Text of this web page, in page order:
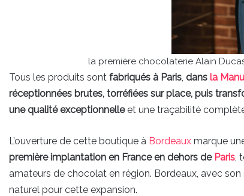
la première chocolaterie Alain
Tous les produits sont fabriqués à Paris, dans la
réceptionnées brutes, torréfiées sur place, puis
une qualité exceptionnelleet une traçabilité
L’ouverture de cette boutique à Bordeaux marque
première implantation en France en dehors de Paris,
amateurs de chocolat en région. Bordeaux, avec
naturel pour cette expansion.